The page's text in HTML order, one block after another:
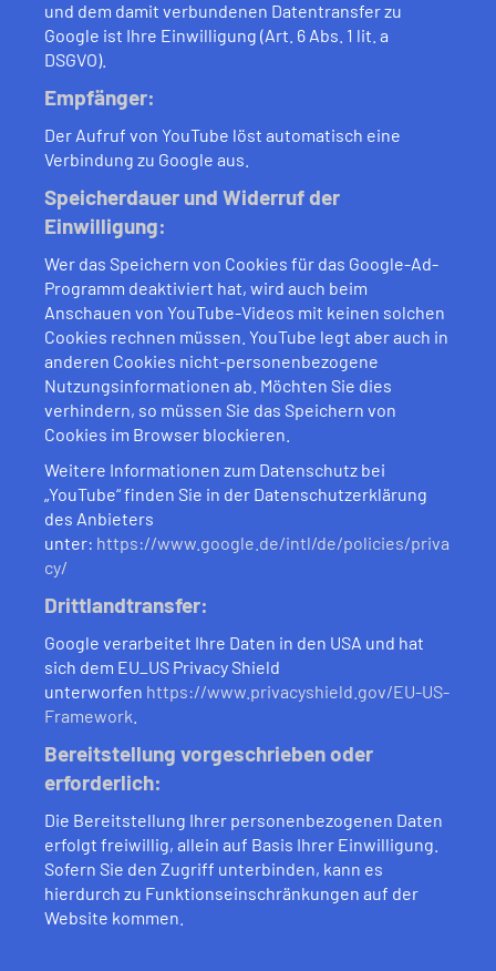
und dem damit verbundenen Datentransfer zu
Google ist Ihre Einwilligung (Art. 6 Abs. 1 lit. a
DSGVO).
Empfänger:
Der Aufruf von YouTube löst automatisch eine
Verbindung zu Google aus.
Speicherdauer und Widerruf der
Einwilligung:
Wer das Speichern von Cookies für das Google-Ad-
Programm deaktiviert hat, wird auch beim
Anschauen von YouTube-Videos mit keinen solchen
Cookies rechnen müssen. YouTube legt aber auch in
anderen Cookies nicht-personenbezogene
Nutzungsinformationen ab. Möchten Sie dies
verhindern, so müssen Sie das Speichern von
Cookies im Browser blockieren.
Weitere Informationen zum Datenschutz bei
„YouTube“ finden Sie in der Datenschutzerklärung
des Anbieters
unter: https://www.google.de/intl/de/policies/priva
cy/
Drittlandtransfer:
Google verarbeitet Ihre Daten in den USA und hat
sich dem EU_US Privacy Shield
unterworfen https://www.privacyshield.gov/EU-US-
Framework
Bereitstellung vorgeschrieben oder
erforderlich:
Die Bereitstellung Ihrer personenbezogenen Daten
erfolgt freiwillig, allein auf Basis Ihrer Einwilligung.
Sofern Sie den Zugriff unterbinden, kann es
hierdurch zu Funktionseinschränkungen auf der
Website kommen.